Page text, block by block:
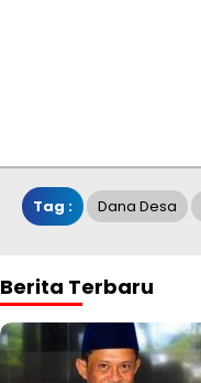
Tag : Dana Desa
Berita Terbaru